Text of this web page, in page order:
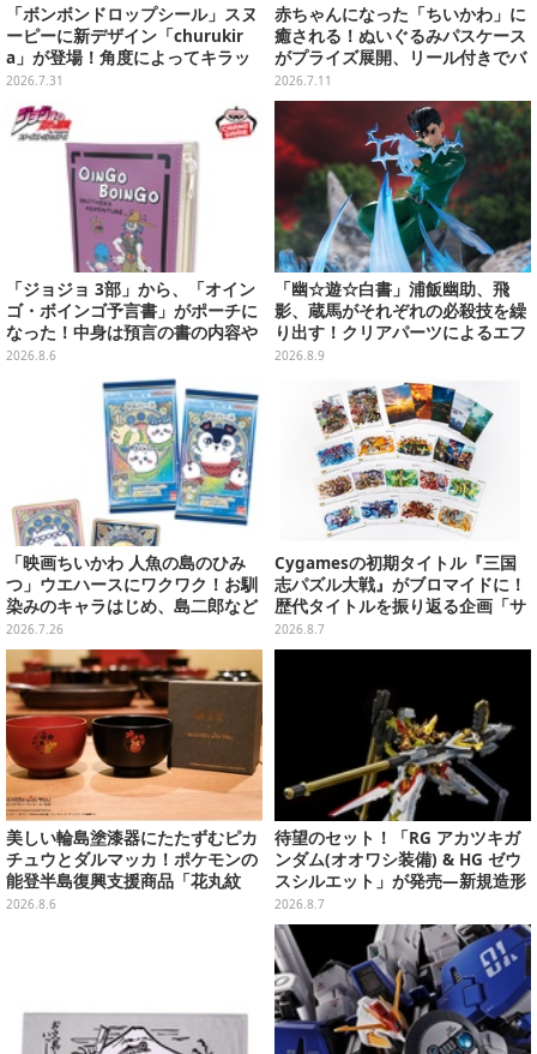
「ボンボンドロップシール」スヌ
ーピーに新デザイン「churukir
a」が登場！角度によってキラッ
と輝くオーロラ加工の全4種
2026.7.31
赤ちゃんになった「ちいかわ」に
癒される！ぬいぐるみパスケース
がプライズ展開、リール付きでバ
ッグに付けられる「ハチワレ」
「くりまんじゅう」など4種
2026.7.11
「ジョジョ 3部」から、「オイン
ゴ・ボインゴ予言書」がポーチに
なった！中身は預言の書の内容や
アニメ総柄デザインをプリント
2026.8.6
「幽☆遊☆白書」浦飯幽助、飛
影、蔵馬がそれぞれの必殺技を繰
り出す！クリアパーツによるエフ
ェクト演出で迫力満載
2026.8.9
「映画ちいかわ 人魚の島のひみ
つ」ウエハースにワクワク！お馴
染みのキャラはじめ、島二郎など
セイレーン編カード全22種
2026.7.26
Cygamesの初期タイトル『三国
志パズル大戦』がブロマイドに！
歴代タイトルを振り返る企画「サ
イゲームス メモリーズ」との連動
企画、全20種がコンビニで発売中
2026.8.7
美しい輪島塗漆器にたたずむピカ
チュウとダルマッカ！ポケモンの
能登半島復興支援商品「花丸紋
椀」が8月8日発売
2026.8.6
待望のセット！「RG アカツキガ
ンダム(オオワシ装備) & HG ゼウ
スシルエット」が発売―新規造形
の股関節強化パーツも付属
2026.8.7